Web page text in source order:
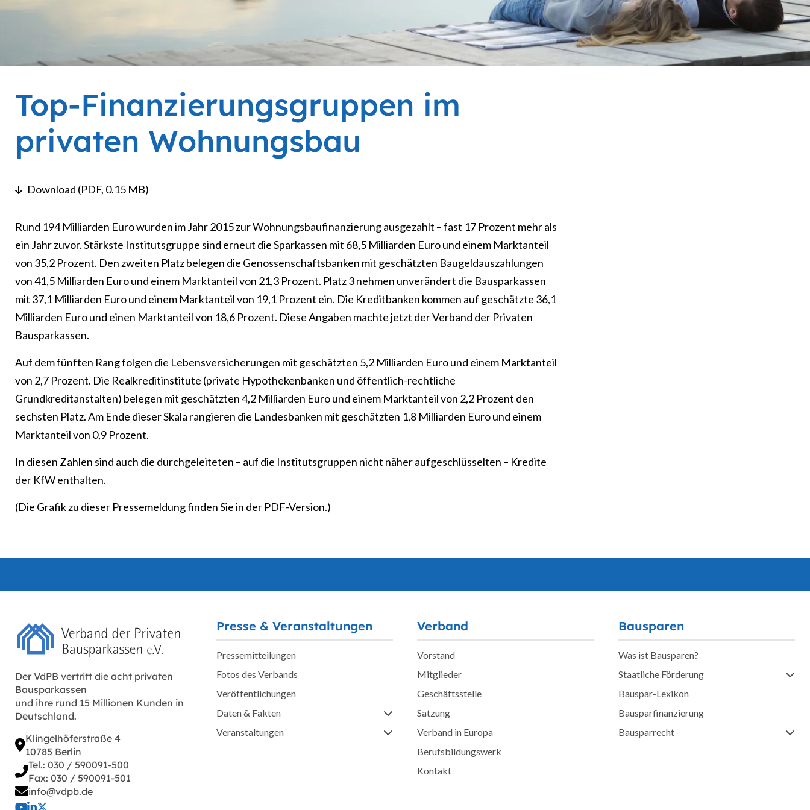
Top-Finanzierungsgruppen im
privaten Wohnungsbau
Download (PDF, 0.15 MB)
Rund 194 Milliarden Euro wurden im Jahr 2015 zur Wohnungsbaufinanzierung ausgezahlt – fast 17 Prozent mehr als
ein Jahr zuvor. Stärkste Institutsgruppe sind erneut die Sparkassen mit 68,5 Milliarden Euro und einem Marktanteil
von 35,2 Prozent. Den zweiten Platz belegen die Genossenschaftsbanken mit geschätzten Baugeldauszahlungen
von 41,5 Milliarden Euro und einem Marktanteil von 21,3 Prozent. Platz 3 nehmen unverändert die Bausparkassen
mit 37,1 Milliarden Euro und einem Marktanteil von 19,1 Prozent ein. Die Kreditbanken kommen auf geschätzte 36,1
Milliarden Euro und einen Marktanteil von 18,6 Prozent. Diese Angaben machte jetzt der Verband der Privaten
Bausparkassen.
Auf dem fünften Rang folgen die Lebensversicherungen mit geschätzten 5,2 Milliarden Euro und einem Marktanteil
von 2,7 Prozent. Die Realkreditinstitute (private Hypothekenbanken und öffentlich-rechtliche
Grundkreditanstalten) belegen mit geschätzten 4,2 Milliarden Euro und einem Marktanteil von 2,2 Prozent den
sechsten Platz. Am Ende dieser Skala rangieren die Landesbanken mit geschätzten 1,8 Milliarden Euro und einem
Marktanteil von 0,9 Prozent.
In diesen Zahlen sind auch die durchgeleiteten – auf die Institutsgruppen nicht näher aufgeschlüsselten – Kredite
der KfW enthalten.
(Die Grafik zu dieser Pressemeldung finden Sie in der PDF-Version.)
Der VdPB vertritt die acht privaten
Bausparkassen
und ihre rund 15 Millionen Kunden in
Deutschland.
Klingelhöferstraße 4
10785 Berlin
Tel.: 030 / 590091-500
Fax: 030 / 590091-501
info@vdpb.de
Presse & Veranstaltungen
Pressemitteilungen
Fotos des Verbands
Veröffentlichungen
Daten & Fakten
Veranstaltungen
Verband
Vorstand
Mitglieder
Geschäftsstelle
Satzung
Verband in Europa
Berufsbildungswerk
Kontakt
Bausparen
Was ist Bausparen?
Staatliche Förderung
Bauspar-Lexikon
Bausparfinanzierung
Bausparrecht